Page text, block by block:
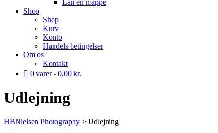
Lån en mappe
Shop
Shop
Kurv
Konto
Handels betingelser
Om os
Kontakt
0 varer
0,00 kr.
Udlejning
HBNielsen Photography > Udlejning